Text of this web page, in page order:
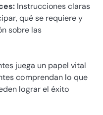
Instrucciones claras
qué se requiere y
sobre las
juega un papel vital
comprendan lo que
lograr el éxito